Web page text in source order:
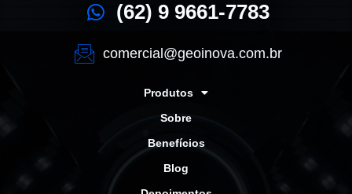
Produtos
Sobre
Benefícios
Blog
(62) 9 9661-7783
comercial@geoinova.com.br